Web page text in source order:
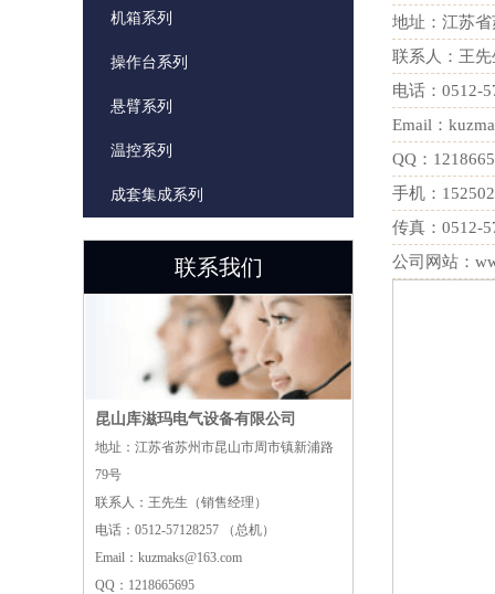
机箱系列
操作台系列
悬臂系列
温控系列
成套集成系列
联系我们
昆山库滋玛电气设备有限公司
地址：江苏省苏州市昆山市周市镇新浦路
79号
联系人：王先生（销售经理）
电话：0512-57128257 （总机）
Email：kuzmaks@163.com
QQ：1218665695
地址：江苏
联系人：王
电话：0512-
Email：
QQ：
手机：
传真：0512-
公司网站：